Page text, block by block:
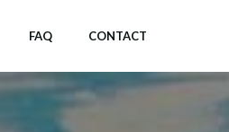
FAQ CONTACT